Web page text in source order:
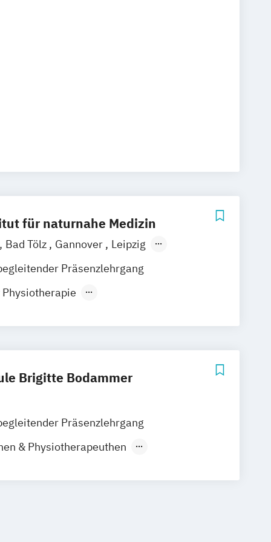
für naturnahe Medizin
Bad Tölz Gannover
Leipzig
Bad Säckingen
Ottersberg
München
Schwandorf
Präsenzlehrgang
für Psychotherapie
Brigitte Bodammer
Präsenzlehrgang
& Physiotherapeuthen